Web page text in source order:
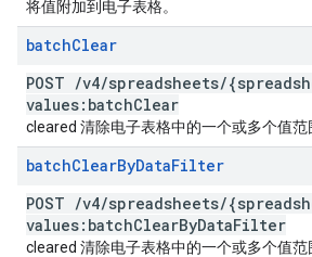
将值附加到电子表格。
batchClear
POST /v4/spreadsheets/
values:batchClear
cleared 清除电子表格中的一个或多个值范
batchClearByDataFilter
POST /v4/spreadsheets/
values:batchClearByDataFilter
cleared 清除电子表格中的一个或多个值范